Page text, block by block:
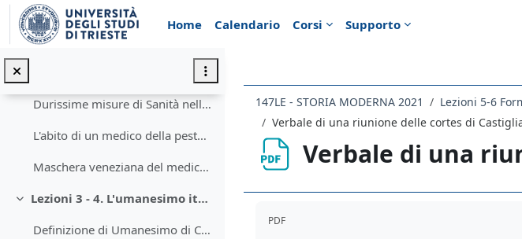
Vai al contenuto principale
Home
Calendario Corsi Supporto
Montaigne e Moryson: due viaggiatori alle prese con gli Uffici di sanità delle città italiane.
Durissime misure di Sanità nella peste di Cividale del 1598
L'abito di un medico della peste, 1656
Maschera veneziana del medico della peste
Minimizza
Lezioni 3 - 4. L'umanesimo italiano. Un umanista: Lorenzo Valla
Definizione di Umanesimo di Cesare Vasoli
147LE - STORIA MODERNA 2021
Verbale di una riunione delle cortes di
Verbale di una
PDF